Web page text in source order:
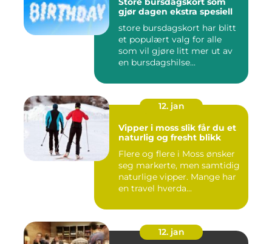
gjør dagen ekstra spesiell
store bursdagskort har blitt
et populært valg for alle
som vil gjøre litt mer ut av
en bursdagshilse...
12. jan
Vipper i moss slik får du et
naturlig og fresht blikk
Flere og flere i Moss ønsker
seg markerte, men samtidig
naturlige vipper. Mange har
en travel hverda...
12. jan